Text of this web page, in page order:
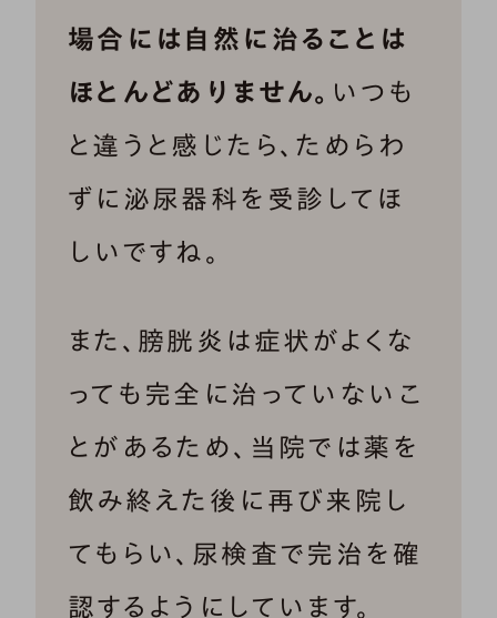
場合には自然に治ることは
ほとんどありません。 いつも
と違うと感じたら、ためらわ
ずに泌尿器科を受診してほ
しいですね。
また、膀胱炎は症状がよくな
っても完全に治っていないこ
とがあるため、当院では薬を
飲み終えた後に再び来院し
てもらい、尿検査で完治を確
認するようにしています。